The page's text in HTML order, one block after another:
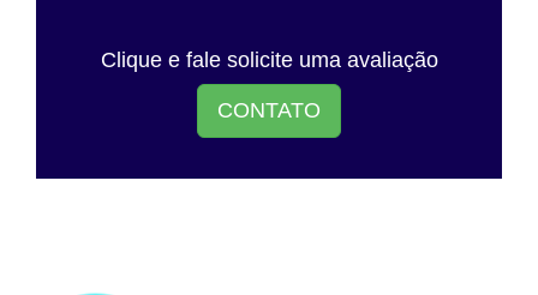
Clique e fale solicite uma avaliação
CONTATO